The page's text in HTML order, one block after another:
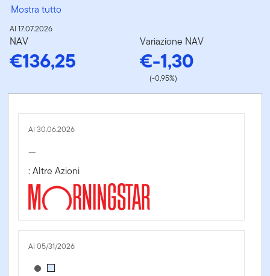
Mostra tutto
Al 17.07.2026
NAV
€136,25
Variazione NAV
€-1,30
(-0,95%)
Al 30.06.2026
—
: Altre Azioni
Al 05/31/2026
[products.morningstar-stylebox-title-sr-equity]